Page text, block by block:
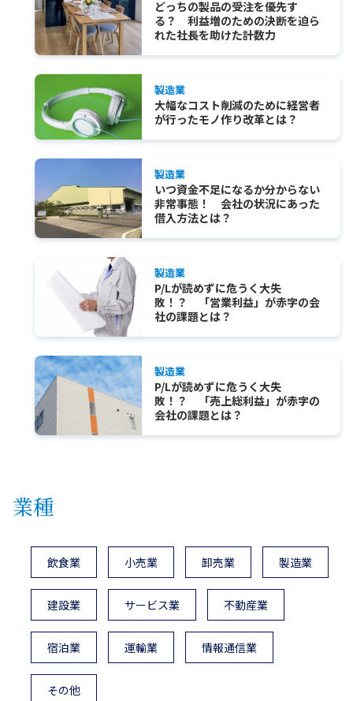
どっちの製品の受注を優先す
る？ 利益増のための決断を迫ら
れた社長を助けた計数力
製造業
大幅なコスト削減のために経営者
が行ったモノ作り改革とは？
製造業
いつ資金不足になるか分からない
非常事態！ 会社の状況にあった
借入方法とは？
製造業
P/Lが読めずに危うく大失
敗！？ 「営業利益」が赤字の会
社の課題とは？
製造業
P/Lが読めずに危うく大失
敗！？ 「売上総利益」が赤字の
会社の課題とは？
業種
飲食業 小売業 卸売業 製造業
建設業 サービス業 不動産業
宿泊業 運輸業 情報通信業
その他